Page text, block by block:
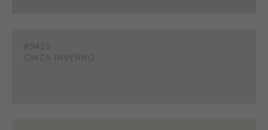
#9435
CINZA INVERNO